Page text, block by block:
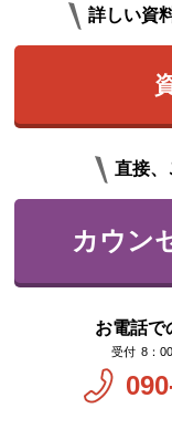
詳しい資
直接、
カウン
お電話で
8：